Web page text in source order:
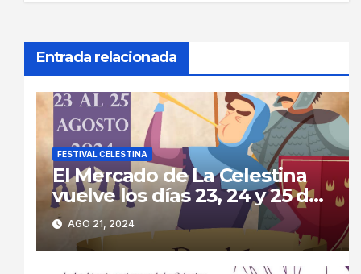
Entrada relacionada
FESTIVAL CELESTINA
El Mercado de La Celestina
vuelve los días 23, 24 y 25 de
agosto a las calles de La
Puebla de Montalbán.
AGO 21, 2024